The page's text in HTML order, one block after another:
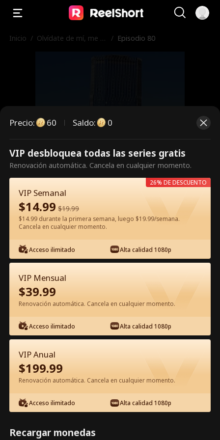
Inicio / Olvídate de mí, me c
/ Episodio 80
Es un episodio de pago.
Desbloquéalo para verlo.
60Desbloquear ahora
Ver gratis en la app
Episodio 80 - Olvídate de mí, me caso
con otra Película Completa
1-50 51-80 Todos los Episodios
76 77 78 79 80
Precio: 60 Saldo: 0
VIP desbloquea todas las series gratis
Renovación automática. Cancela en cualquier momento.
VIP Semanal
$14.99 $19.99
$14.99 durante la primera semana, luego $19.99/semana.
Cancela en cualquier momento.
Acceso ilimitado Alta calidad 1080p
26% DE DESCUENTO
VIP Mensual
$39.99
Renovación automática. Cancela en cualquier momento.
Acceso ilimitado Alta calidad 1080p
VIP Anual
$199.99
Renovación automática. Cancela en cualquier momento.
Acceso ilimitado Alta calidad 1080p
Recargar monedas